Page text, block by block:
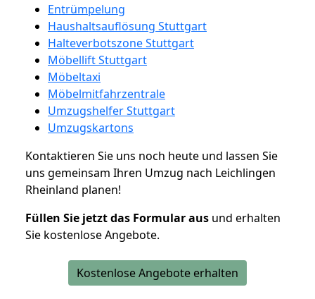
Entrümpelung
Haushaltsauflösung Stuttgart
Halteverbotszone Stuttgart
Möbellift Stuttgart
Möbeltaxi
Möbelmitfahrzentrale
Umzugshelfer Stuttgart
Umzugskartons
Kontaktieren Sie uns noch heute und lassen Sie
uns gemeinsam Ihren Umzug nach Leichlingen
Rheinland planen!
Füllen Sie jetzt das Formular aus und erhalten
Sie kostenlose Angebote.
Kostenlose Angebote erhalten